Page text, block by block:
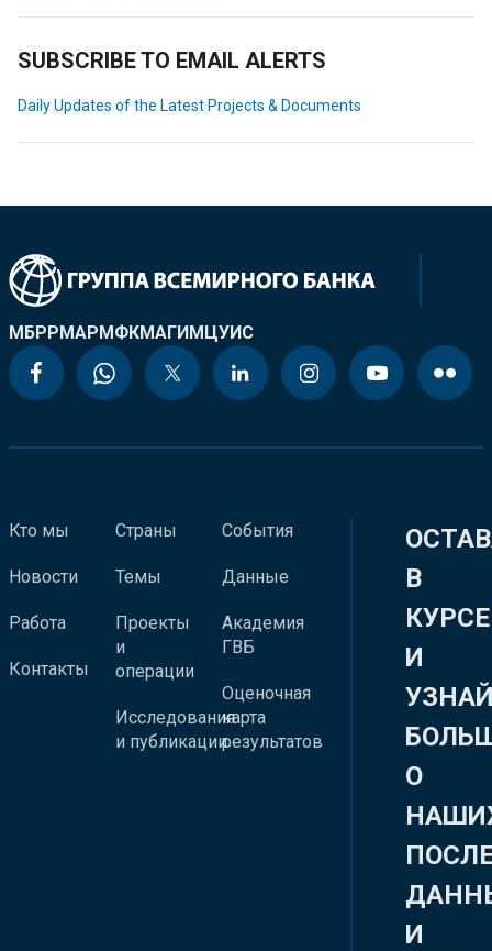
SUBSCRIBE TO EMAIL ALERTS
Daily Updates of the Latest Projects & Documents
МБРРМАРМФКМАГИМЦУИС
Кто мы
Новости
Работа
Контакты
Страны
Темы
Проекты
и
операции
Исследования
и публикации
События
Данные
Академия
ГВБ
Оценочная
карта
результатов
В
КУРСЕ
И
О
И